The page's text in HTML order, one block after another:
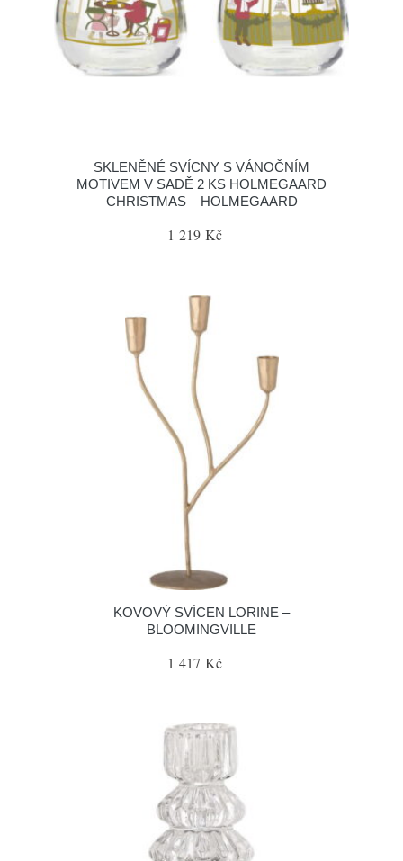
SKLENĚNÉ SVÍCNY S VÁNOČNÍM
MOTIVEM V SADĚ 2 KS HOLMEGAARD
CHRISTMAS – HOLMEGAARD
1 219 Kč
KOVOVÝ SVÍCEN LORINE –
BLOOMINGVILLE
1 417 Kč